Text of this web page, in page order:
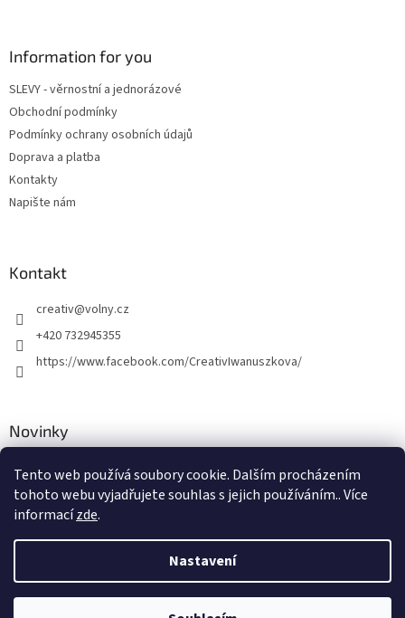
Tento web používá soubory cookie. Dalším procházením
tohoto webu vyjadřujete souhlas s jejich používáním.. Více
informacízde.
Nastavení
Information for you
SLEVY - věrnostní a jednorázové
Obchodní podmínky
Podmínky ochrany osobních údajů
Doprava a platba
Kontakty
Napište nám
Kontakt
creativ@volny.cz
+420 732945355
https://www.facebook.com/CreativIwanuszkova/
Novinky
30.8.2018
Vytvořil Shoptet